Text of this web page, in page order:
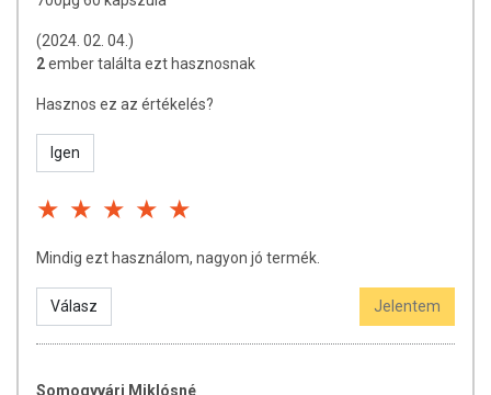
egészséges életmódot!
helyettesítésére alkalmas! Betegség esetén használatát beszélje meg
kezelőorvosával. Az ajánlott napi fogyasztási mennyiséget ne lépje túl!
Ne szedje a készítményt, ha az összetevők bármelyikére érzékeny
(2024. 02. 04.)
2ember találta ezt hasznosnak
Hasznos ez az értékelés?
Igen
Mindig ezt használom, nagyon jó termék.
Válasz Jelentem
Somogyvári Miklósné